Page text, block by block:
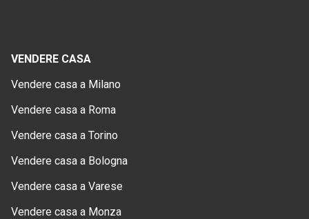
VENDERE CASA
Vendere casa a Milano
Vendere casa a Roma
Vendere casa a Torino
Vendere casa a Bologna
Vendere casa a Varese
Vendere casa a Monza